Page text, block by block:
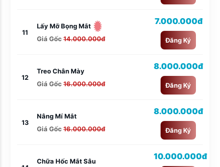
11
Lấy Mỡ Bọng Mắt
Giá Gốc 14.000.000đ
7.000.000đ
Đăng Ký
12
Treo Chân Mày
Giá Gốc 16.000.000đ
8.000.000đ
Đăng Ký
13
Nâng Mí Mắt
Giá Gốc 16.000.000đ
8.000.000đ
Đăng Ký
Chữa Hốc Mắt Sâu 10.000.000đ